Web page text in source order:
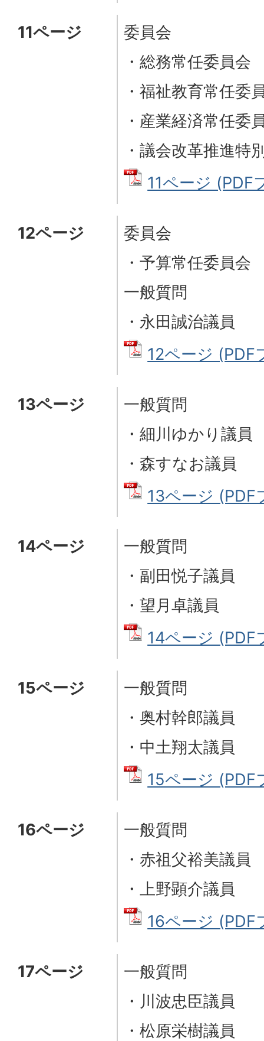
11ページ
委員会
・総務常任委員会
・福祉教育常任委
・産業経済常任委
・議会改革推進特
11ページ (PDF
12ページ
委員会
・予算常任委員会
一般質問
・永田誠治議員
12ページ (PDF
13ページ
一般質問
・細川ゆかり議員
・森すなお議員
13ページ
14ページ
一般質問
・副田悦子議員
・望月卓議員
14ページ
15ページ
一般質問
・奥村幹郎議員
・中土翔太議員
15ページ
16ページ
一般質問
・赤祖父裕美議員
・上野顕介議員
16ページ
17ページ
一般質問
・川波忠臣議員
・松原栄樹議員